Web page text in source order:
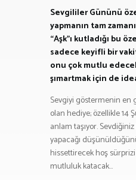
Sevgililer Gününü
yapmanın tam
“Aşk”ı kutladığı bu
sadece keyifli bir
onu çok mutlu
şımartmak için de
Sevgiyi göstermenin en
olan hediye; özellikle 14
anlam taşıyor.
yapacağı
hissettirecek hoş
mutluluk katacak…